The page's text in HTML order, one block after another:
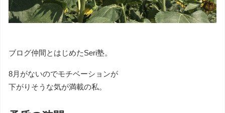
ブログ仲間とはじめたSeri塾。
8月がないのでモチベーションが
下がりそうな気が満載の私。